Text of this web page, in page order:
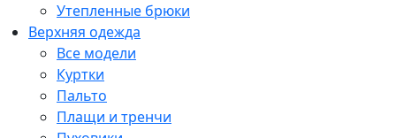
Утепленные брюки
Верхняя одежда
Все модели
Куртки
Пальто
Плащи и тренчи